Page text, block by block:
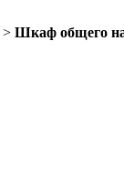
> Шкаф общего